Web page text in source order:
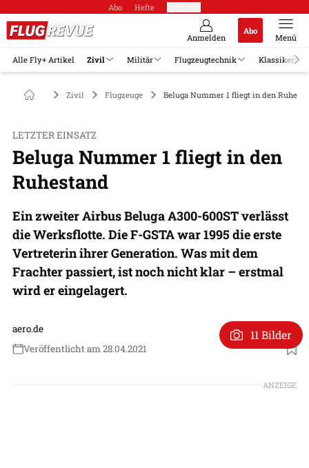
Abo Hefte
Anmelden
Abo
Menü
Alle Fly+ Artikel Zivil Militär Flugzeugtechnik Klassiker
Zivil Flugzeuge Beluga Nummer 1 fliegt in den
LETZTER EINSATZ
Beluga Nummer 1 fliegt in den
Ruhestand
Ein zweiter Airbus Beluga A300-600ST verlässt
die Werksflotte. Die F-GSTA war 1995 die erste
Vertreterin ihrer Generation. Was mit dem
Frachter passiert, ist noch nicht klar – erstmal
wird er eingelagert.
aero.de
Veröffentlicht am 28.04.2021
Foto: Airbus
11 Bilder
ANZEIGE